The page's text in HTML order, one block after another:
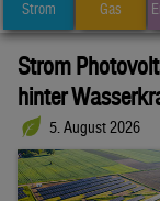
Strom Gas
Strom
hinter
5. August 2026